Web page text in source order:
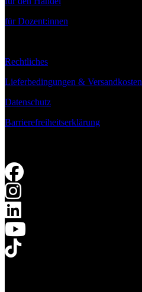
für Dozent:innen
Rechtliches
Lieferbedingungen & Versandkosten
Datenschutz
Barrierefreiheitserklärung